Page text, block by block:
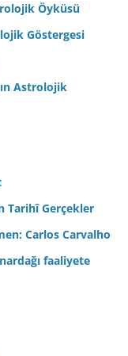
Öyküsü
Göstergesi
Astrolojik
Tarihî Gerçekler
Carlos Carvalho
faaliyete